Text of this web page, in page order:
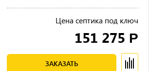
Цена септика под ключ
151 275 Р
ЗАКАЗАТЬ